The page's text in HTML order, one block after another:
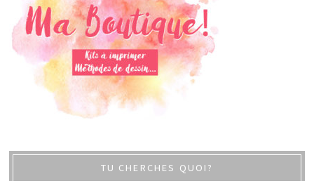
TU CHERCHES QUOI?